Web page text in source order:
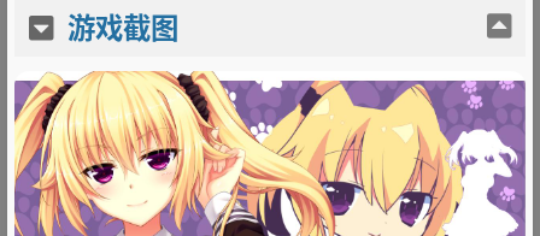
2.游戏介绍
游戏截图